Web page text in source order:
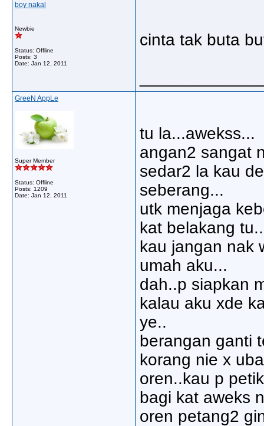
boy nakal
Newbie
Status: Offline
Posts: 3
Date: Jan 12, 2011
cinta tak buta
GreeN AppLe
Super Member
Status: Offline
Posts: 1209
Date: Jan 12, 2011
tu la...awekss...
angan2 sangat
sedar2 la kau
seberang...
utk menjaga
kat belakang
kau jangan nak
umah aku...
dah..p siapkan
kalau aku xde
ye..
berangan ganti
korang nie x
oren..kau p
bagi kat aweks
oren petang2